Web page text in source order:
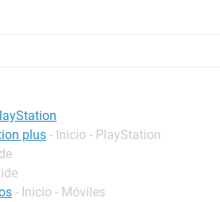
plus - Inicio - PlayStation
- Inicio - Móviles